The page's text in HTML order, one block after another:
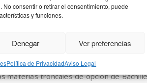
consentir o retirar el consentimiento, puede
y funciones.
Denegar Ver preferencias
Política de PrivacidadAviso Legal
con títulos de Técnico
Superior, así como estudiantes de
mejorar su nota de admisión.
materias troncales de opción de